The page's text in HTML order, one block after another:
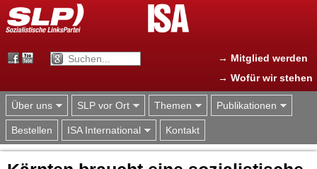
Jump to navigation
→ Mitglied werden
→ Wofür wir stehen
Über uns SLP vor Ort Themen Publikationen
Bestellen ISA International Kontakt